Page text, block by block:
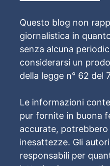
Questo blog non
giornalistica in
senza alcuna
considerarsi un
della legge n° 62 del
Le informazioni
pur fornite in buona
accurate,
inesattezze. Gli
responsabili per